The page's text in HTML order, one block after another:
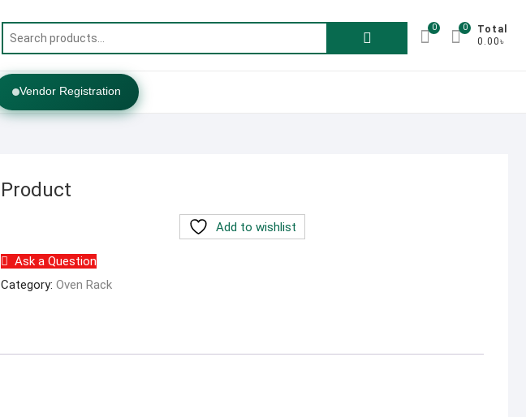
0
Total
0.00৳
0
Vendor Registration
Product
Add to wishlist
Ask a Question
Category: Oven Rack